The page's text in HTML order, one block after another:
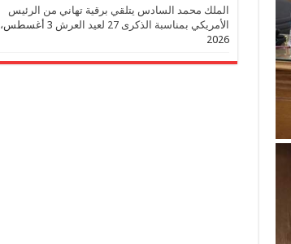
الملك محمد السادس يتلقي برقية تهاني من الرئيس
الأمريكي بمناسبة الذكرى 27 لعيد العرش
3 أغسطس،
2026